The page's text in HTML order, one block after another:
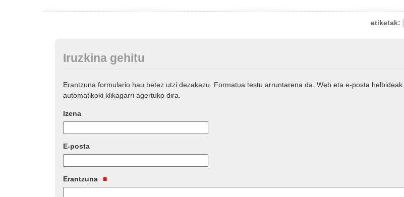
etiketak:
Iruzkina gehitu
Erantzuna formulario hau betez utzi dezakezu. Formatua testu arruntarena da. Web eta e-posta helbideak
automatikoki klikagarri agertuko dira.
Izena
E-posta
Erantzuna